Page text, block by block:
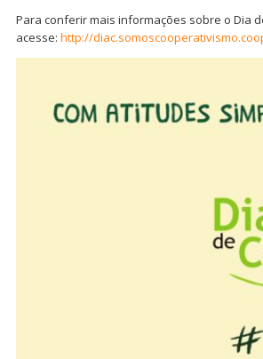
Para conferir mais informações sobre o Dia
acesse: http://